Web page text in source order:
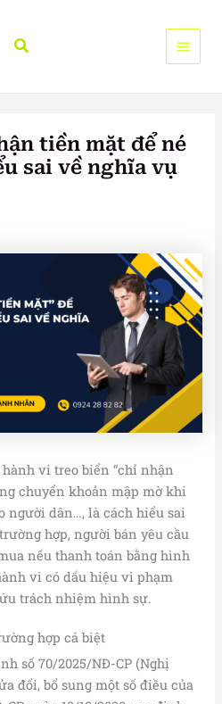
Tìm
tiền mặt để né
sai về nghĩa vụ
vi treo biển “chỉ nhận
chuyển khoản mập mờ khi
người dân…, là cách hiểu sai
hợp, người bán yêu cầu
nếu thanh toán bằng hình
vi có dấu hiệu vi phạm
trách nhiệm hình sự.
hợp cá biệt
số 70/2025/NĐ-CP (Nghị
đổi, bổ sung một số điều của